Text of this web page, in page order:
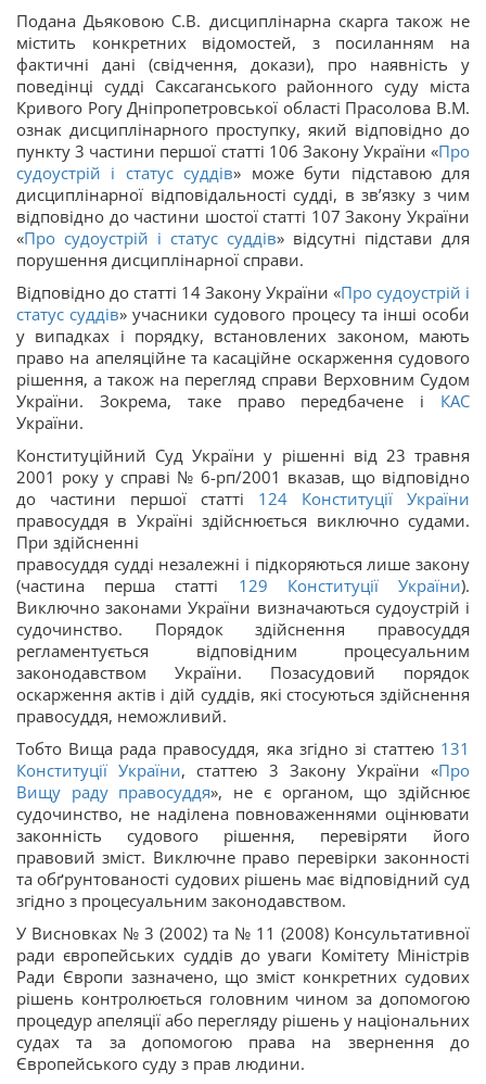
Подана Дьяковою С.В. дисциплінарна скарга також не
містить конкретних відомостей, з посиланням на
фактичні дані (свідчення, докази), про наявність у
поведінці судді Саксаганського районного суду міста
Кривого Рогу Дніпропетровської області Прасолова В.М.
ознак дисциплінарного проступку, який відповідно до
пункту 3 частини першої статті 106 Закону України «Про
судоустрій і статус суддів» може бути підставою для
дисциплінарної відповідальності судді, в зв’язку з чим
відповідно до частини шостої статті 107 Закону України
«Про судоустрій і статус суддів» відсутні підстави для
порушення дисциплінарної справи.
Відповідно до статті 14 Закону України «Про судоустрій і
статус суддів» учасники судового процесу та інші особи
у випадках і порядку, встановлених законом, мають
право на апеляційне та касаційне оскарження судового
рішення, а також на перегляд справи Верховним Судом
України. Зокрема, таке право передбачене і КАС
України.
Конституційний Суд України у рішенні від 23 травня
2001 року у справі № 6-рп/2001 вказав, що відповідно
до частини першої статті 124 Конституції України
правосуддя в Україні здійснюється виключно судами.
При здійсненні
правосуддя судді незалежні і підкоряються лише закону
(частина перша статті 129 Конституції України).
Виключно законами України визначаються судоустрій і
судочинство. Порядок здійснення правосуддя
регламентується відповідним процесуальним
законодавством України. Позасудовий порядок
оскарження актів і дій суддів, які стосуються здійснення
правосуддя, неможливий.
Тобто Вища рада правосуддя, яка згідно зі статтею131
Конституції України, статтею 3 Закону України «Про
Вищу раду правосуддя», не є органом, що здійснює
судочинство, не наділена повноваженнями оцінювати
законність судового рішення, перевіряти його
правовий зміст. Виключне право перевірки законності
та обґрунтованості судових рішень має відповідний суд
згідно з процесуальним законодавством.
У Висновках № 3 (2002) та № 11 (2008) Консультативної
ради європейських суддів до уваги Комітету Міністрів
Ради Європи зазначено, що зміст конкретних судових
рішень контролюється головним чином за допомогою
процедур апеляції або перегляду рішень у національних
судах та за допомогою права на звернення до
Європейського суду з прав людини.